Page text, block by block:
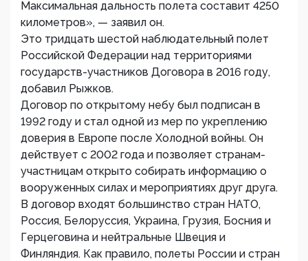
Максимальная дальность полета составит 4250
километров», — заявил он.
Это тридцать шестой наблюдательный полет
Российской Федерации над территориями
государств-участников Договора в 2016 году,
добавил Рыжков.
Договор по открытому небу был подписан в
1992 году и стал одной из мер по укреплению
доверия в Европе после Холодной войны. Он
действует с 2002 года и позволяет странам-
участницам открыто собирать информацию о
вооруженных силах и мероприятиях друг друга.
В договор входят большинство стран НАТО,
Россия, Белоруссия, Украина, Грузия, Босния и
Герцеговина и нейтральные Швеция и
Финляндия. Как правило, полеты России и стран